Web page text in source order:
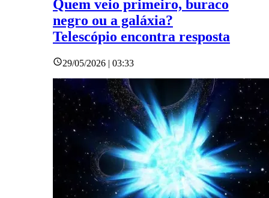
Quem veio primeiro, buraco
negro ou a galáxia?
Telescópio encontra resposta
29/05/2026 | 03:33